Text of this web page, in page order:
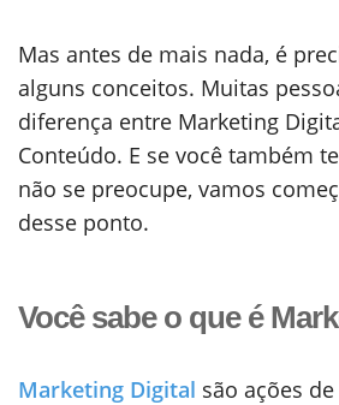
Mas antes de mais nada, é
alguns conceitos. Muitas
diferença entre Marketing
Conteúdo. E se você também
não se preocupe, vamos
desse ponto.
Você sabe o que é
Marketing Digital são ações